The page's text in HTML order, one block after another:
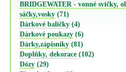
BRIDGEWATER - vonné svíčky,
sáčky,vosky (71)
Dárkové balíčky (4)
Dárkové poukazy (6)
Dárky,zápisníky (81)
Doplňky, dekorace (102)
Dózy (29)